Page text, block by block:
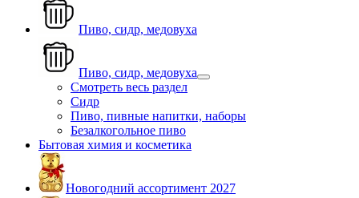
Пиво, сидр, медовуха
Пиво, сидр, медовуха
Смотреть весь раздел
Сидр
Пиво, пивные напитки, наборы
Безалкогольное пиво
Бытовая химия и косметика
Новогодний ассортимент 2027